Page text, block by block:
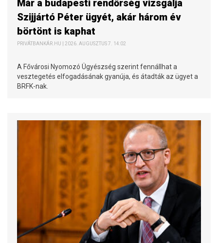
Már a budapesti rendőrség vizsgálja
Szijjártó Péter ügyét, akár három év
börtönt is kaphat
PRIVÁTBANKÁR.HU | 2026. AUGUSZTUS 7. 14:02
A Fővárosi Nyomozó Ügyészség szerint fennállhat a
vesztegetés elfogadásának gyanúja, és átadták az ügyet a
BRFK-nak.